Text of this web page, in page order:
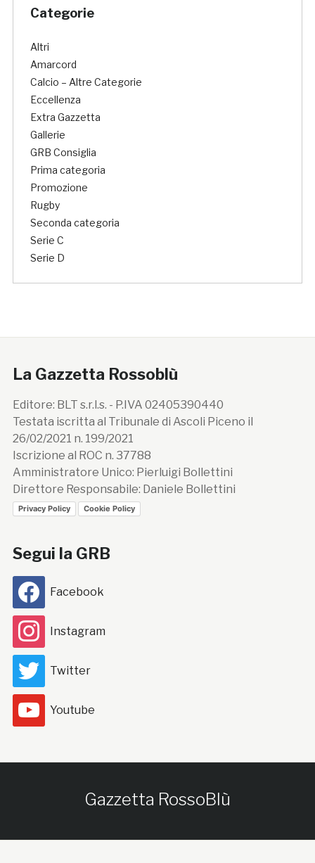
Categorie
Altri
Amarcord
Calcio – Altre Categorie
Eccellenza
Extra Gazzetta
Gallerie
GRB Consiglia
Prima categoria
Promozione
Rugby
Seconda categoria
Serie C
Serie D
La Gazzetta Rossoblù
Editore: BLT s.r.l.s. - P.IVA 02405390440
Testata iscritta al Tribunale di Ascoli Piceno il
26/02/2021 n. 199/2021
Iscrizione al ROC n. 37788
Amministratore Unico: Pierluigi Bollettini
Direttore Responsabile: Daniele Bollettini
Privacy Policy Cookie Policy
Segui la GRB
Facebook
Instagram
Twitter
Youtube
Gazzetta RossoBlù